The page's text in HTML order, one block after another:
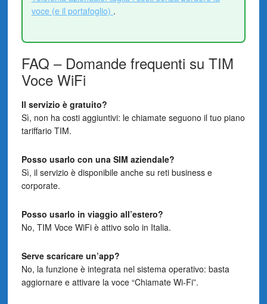
voce (e il portafoglio) .
FAQ – Domande frequenti su TIM
Voce WiFi
Il servizio è gratuito?
Sì, non ha costi aggiuntivi: le chiamate seguono il tuo piano
tariffario TIM.
Posso usarlo con una SIM aziendale?
Sì, il servizio è disponibile anche su reti business e
corporate.
Posso usarlo in viaggio all’estero?
No, TIM Voce WiFi è attivo solo in Italia.
Serve scaricare un’app?
No, la funzione è integrata nel sistema operativo: basta
aggiornare e attivare la voce “Chiamate Wi-Fi”.